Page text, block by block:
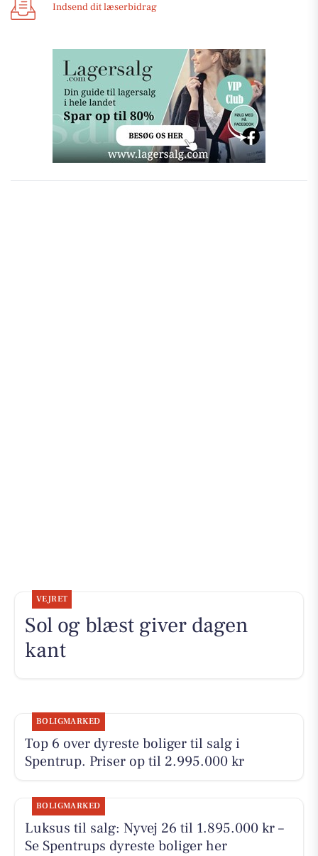
Indsend dit læserbidrag
VEJRET
Sol og blæst giver dagen
kant
BOLIGMARKED
Top 6 over dyreste boliger til salg i
Spentrup. Priser op til 2.995.000 kr
BOLIGMARKED
Luksus til salg: Nyvej 26 til 1.895.000 kr –
Se Spentrups dyreste boliger her